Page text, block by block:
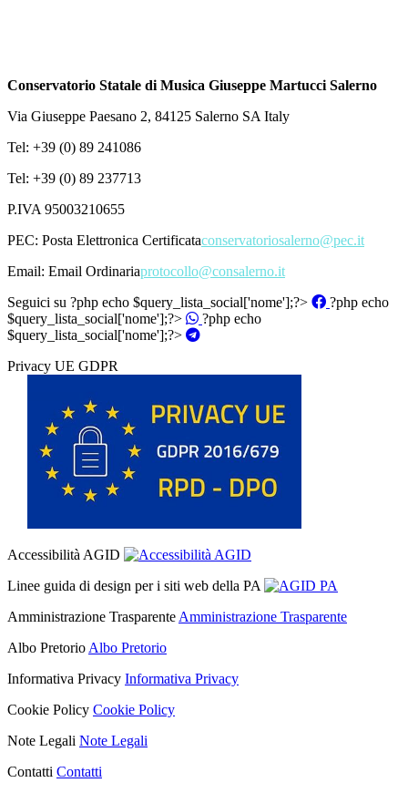
Conservatorio Statale di Musica Giuseppe Martucci Salerno
Via Giuseppe Paesano 2, 84125 Salerno SA Italy
Tel: +39 (0) 89 241086
Tel: +39 (0) 89 237713
P.IVA 95003210655
PEC: Posta Elettronica Certificataconservatoriosalerno@pec.it
Email: Email Ordinariaprotocollo@consalerno.it
Seguici su ?php echo $query_lista_social['nome'];?>
?php echo
$query_lista_social['nome'];?>
?php echo
$query_lista_social['nome'];?>
Privacy UE GDPR
Accessibilità AGID
Linee guida di design per i siti web della PA
Amministrazione Trasparente Amministrazione Trasparente
Albo Pretorio Albo Pretorio
Informativa Privacy Informativa Privacy
Cookie Policy Cookie Policy
Note Legali Note Legali
Contatti Contatti